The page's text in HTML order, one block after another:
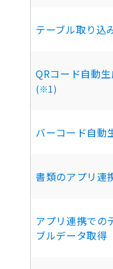
テーブル取り込
QRコード自動
(※1)
バーコード自動
書類のアプリ連
アプリ連携での
ブルデータ取得